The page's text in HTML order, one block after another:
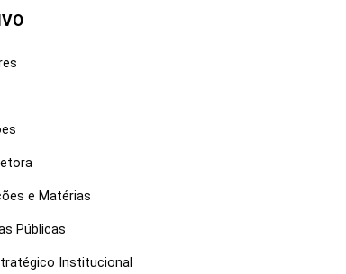
e Matérias
Públicas
Institucional